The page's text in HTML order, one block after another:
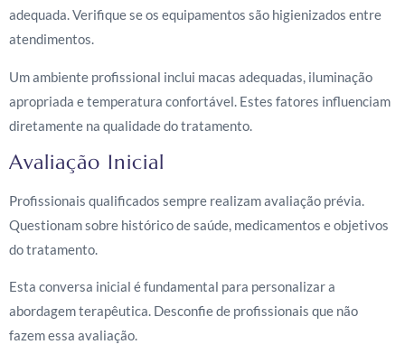
adequada. Verifique se os equipamentos são higienizados entre
atendimentos.
Um ambiente profissional inclui macas adequadas, iluminação
apropriada e temperatura confortável. Estes fatores influenciam
diretamente na qualidade do tratamento.
Avaliação Inicial
Profissionais qualificados sempre realizam avaliação prévia.
Questionam sobre histórico de saúde, medicamentos e objetivos
do tratamento.
Esta conversa inicial é fundamental para personalizar a
abordagem terapêutica. Desconfie de profissionais que não
fazem essa avaliação.